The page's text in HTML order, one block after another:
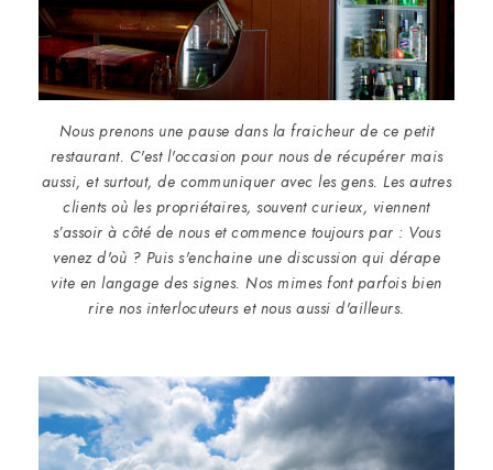
Nous prenons une pause dans la fraicheur de ce petit
restaurant. C'est l'occasion pour nous de récupérer mais
aussi, et surtout, de communiquer avec les gens. Les autres
clients où les propriétaires, souvent curieux, viennent
s’assoir à côté de nous et commence toujours par : Vous
venez d'où ? Puis s'enchaine une discussion qui dérape
vite en langage des signes. Nos mimes font parfois bien
rire nos interlocuteurs et nous aussi d'ailleurs.